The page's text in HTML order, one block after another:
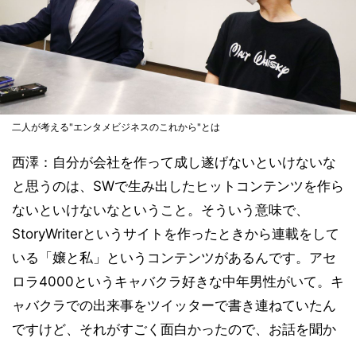
二人が考える"エンタメビジネスのこれから"とは
西澤：自分が会社を作って成し遂げないといけないな
と思うのは、SWで生み出したヒットコンテンツを作ら
ないといけないなということ。そういう意味で、
StoryWriterというサイトを作ったときから連載をして
いる「嬢と私」というコンテンツがあるんです。アセ
ロラ4000というキャバクラ好きな中年男性がいて。キ
ャバクラでの出来事をツイッターで書き連ねていたん
ですけど、それがすごく面白かったので、お話を聞か